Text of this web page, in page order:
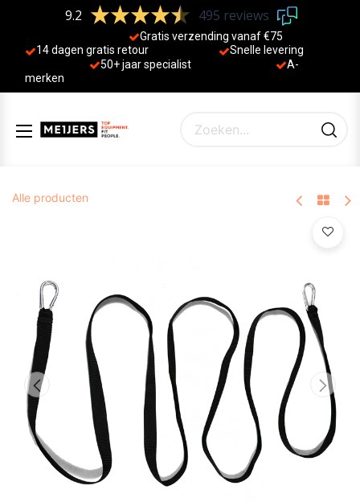
9.2 495 reviews
Gratis verzending vanaf €75
14 dagen gratis retour
Sne lle levering
50+ jaar specialist
A-
merken
Alle producten